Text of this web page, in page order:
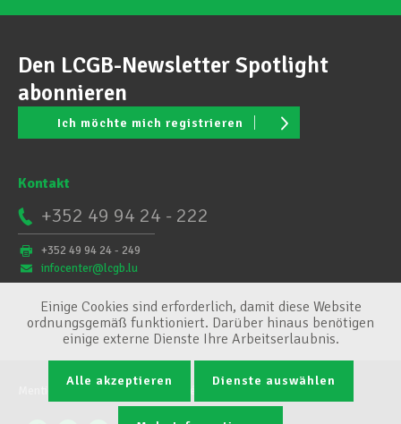
Den LCGB-Newsletter Spotlight
abonnieren
Ich möchte mich registrieren
Kontakt
+352 49 94 24 - 222
+352 49 94 24 - 249
infocenter@lcgb.lu
Conditions générales
Einige Cookies sind erforderlich, damit diese Website
ordnungsgemäß funktioniert. Darüber hinaus benötigen
einige externe Dienste Ihre Arbeitserlaubnis.
Alle akzeptieren Dienste auswählen